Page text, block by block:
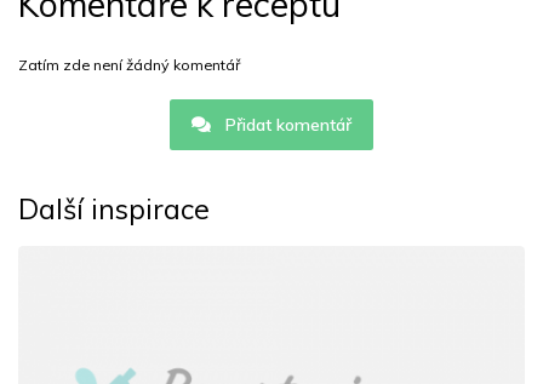
Zatím zde není žádný komentář
Přidat komentář
Další inspirace